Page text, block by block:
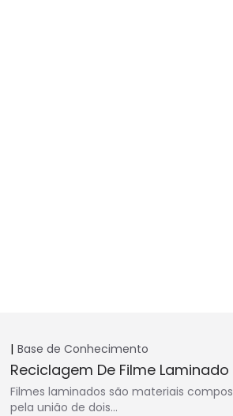
Base de Conhecimento
Reciclagem De Filme Laminado
Filmes laminados são materiais
pela união de dois…